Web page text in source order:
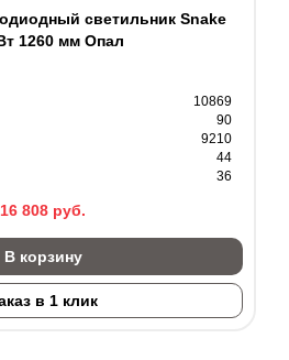
светильник Snake
1260 мм Опал
10869
90
9210
44
36
16 808 руб.
В корзину
в 1 клик